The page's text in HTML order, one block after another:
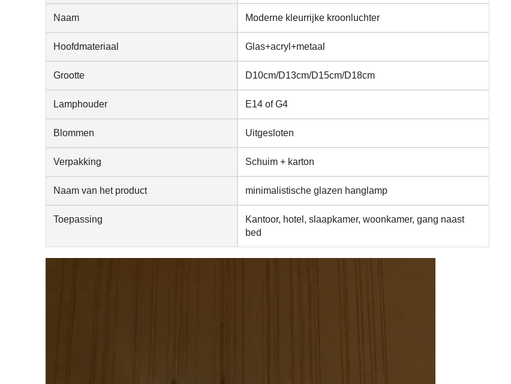
Naam Moderne kleurrijke kroonluchter
Hoofdmateriaal Glas+acryl+metaal
Grootte D10cm/D13cm/D15cm/D18cm
Lamphouder E14 of G4
Blommen Uitgesloten
Verpakking Schuim + karton
Naam van het product minimalistische glazen hanglamp
Toepassing
Kantoor, hotel, slaapkamer, woonkamer, gang naast
bed